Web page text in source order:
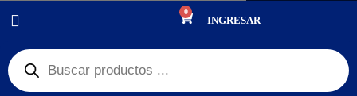
0
INGRESAR
PANTALLAS